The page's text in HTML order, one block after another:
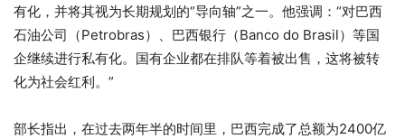
有化，并将其视为长期规划的“导向轴”之一。他强调：“对巴西
石油公司（Petrobras）、巴西银行（Banco do Brasil）等国
企继续进行私有化。国有企业都在排队等着被出售，这将被转
化为社会红利。”
部长指出，在过去两年半的时间里，巴西完成了总额为2400亿